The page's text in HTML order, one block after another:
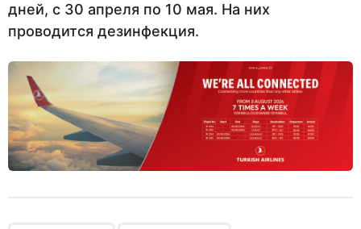
дней, с 30 апреля по 10 мая. На них
проводится дезинфекция.